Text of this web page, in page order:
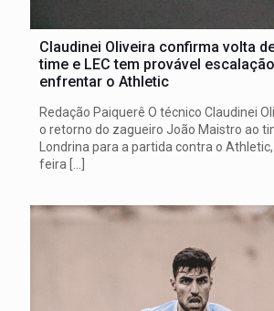
Claudinei Oliveira confirma volta
time e LEC tem provável
enfrentar o Athletic
Redação Paiquerê O técnico Claudinei
o retorno do zagueiro João Maistro ao
Londrina para a partida contra o
feira […]